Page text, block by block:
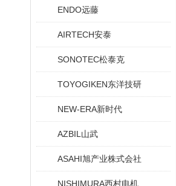
ENDO远藤
AIRTECH安泰
SONOTEC松泰克
TOYOGIKEN东洋技研
NEW-ERA新时代
AZBIL山武
ASAHI旭产业株式会社
NISHIMURA西村电机